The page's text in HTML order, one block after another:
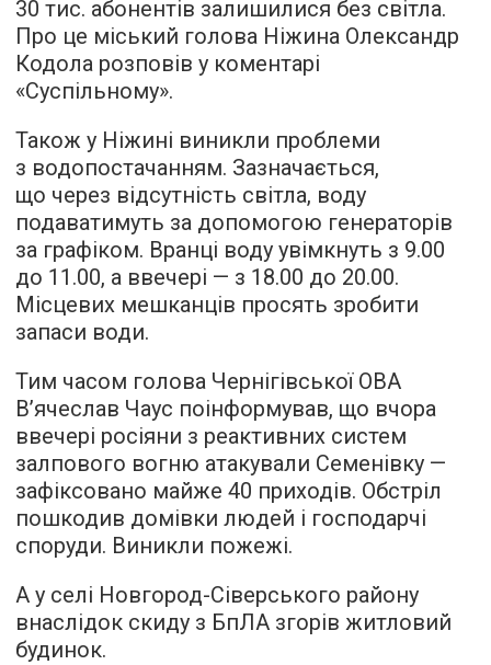
30 тис. абонентів залишилися без світла.
Про це міський голова Ніжина Олександр
Кодола розповів у коментарі
«Суспільному».
Також у Ніжині виникли проблеми
з водопостачанням. Зазначається,
що через відсутність світла, воду
подаватимуть за допомогою генераторів
за графіком. Вранці воду увімкнуть з 9.00
до 11.00, а ввечері — з 18.00 до 20.00.
Місцевих мешканців просять зробити
запаси води.
Тим часом голова Чернігівської ОВА
В’ячеслав Чаус поінформував, що вчора
ввечері росіяни з реактивних систем
залпового вогню атакували Семенівку —
зафіксовано майже 40 приходів. Обстріл
пошкодив домівки людей і господарчі
споруди. Виникли пожежі.
А у селі Новгород-Сіверського району
внаслідок скиду з БпЛА згорів житловий
будинок.